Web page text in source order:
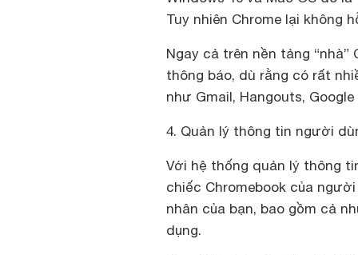
Tuy nhiên Chrome lại không
Ngay cả trên nền tảng
thông báo, dù rằng có rất
như Gmail, Hangouts,
4. Quản lý thông tin người
Với hệ thống quản lý thông
chiếc Chromebook của
nhân của bạn, bao gồm cả
dụng.